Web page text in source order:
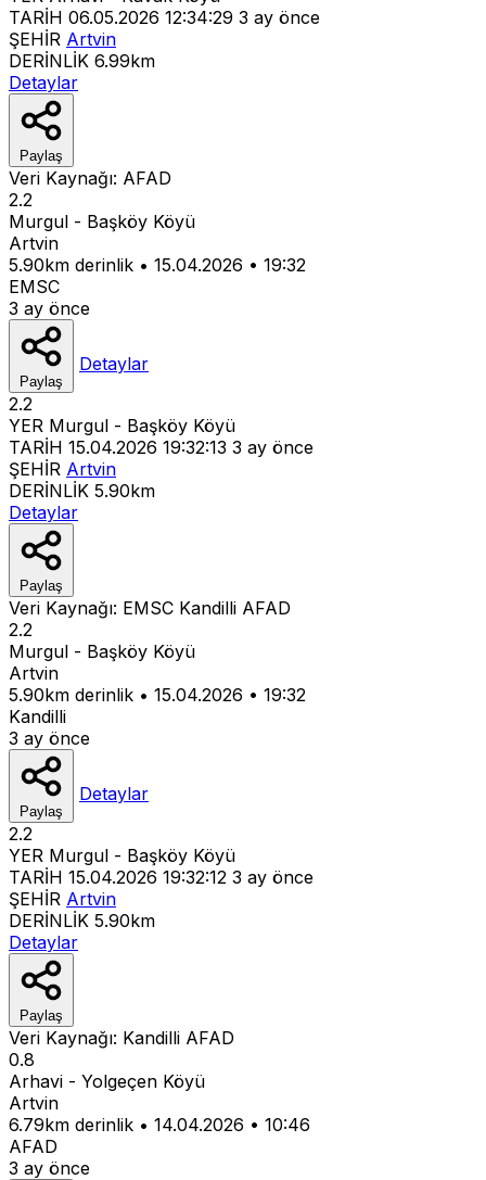
TARİH 06.05.2026 12:34:29 3 ay önce
ŞEHİR Artvin
DERİNLİK 6.99km
Detaylar
Paylaş
Veri Kaynağı: AFAD
2.2
Murgul - Başköy Köyü
Artvin
5.90km derinlik • 15.04.2026 • 19:32
EMSC
3 ay önce
Paylaş
Detaylar
2.2
YER Murgul - Başköy Köyü
TARİH 15.04.2026 19:32:13 3 ay önce
ŞEHİR Artvin
DERİNLİK 5.90km
Detaylar
Paylaş
Veri Kaynağı: EMSC Kandilli AFAD
2.2
Murgul - Başköy Köyü
Artvin
5.90km derinlik • 15.04.2026 • 19:32
Kandilli
3 ay önce
Paylaş
Detaylar
2.2
YER Murgul - Başköy Köyü
TARİH 15.04.2026 19:32:12 3 ay önce
ŞEHİR Artvin
DERİNLİK 5.90km
Detaylar
Paylaş
Veri Kaynağı: Kandilli AFAD
0.8
Arhavi - Yolgeçen Köyü
Artvin
6.79km derinlik • 14.04.2026 • 10:46
AFAD
3 ay önce